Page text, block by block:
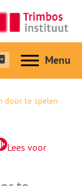
door te spelen
Lees voor